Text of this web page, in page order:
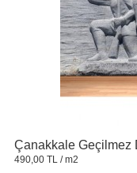
Çanakkale Geçilmez
490,00 TL / m2